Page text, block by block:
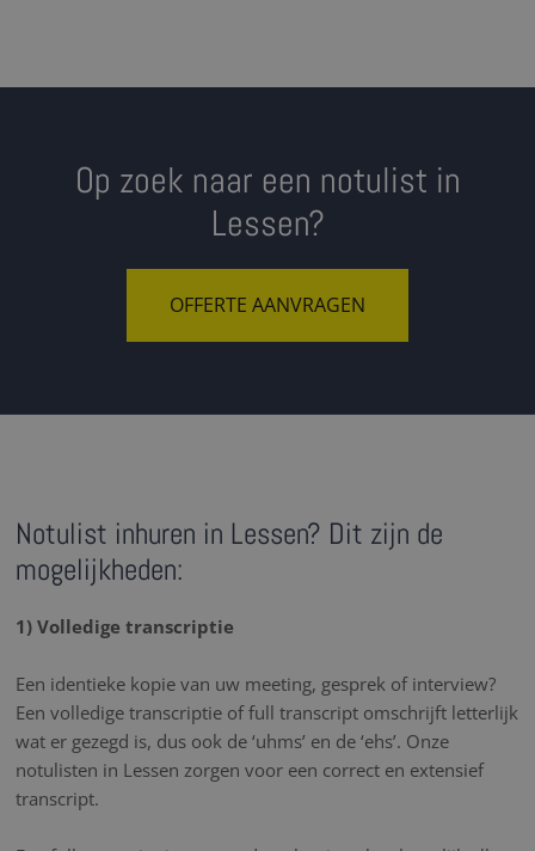
Op zoek naar een notulist in
Lessen?
OFFERTE AANVRAGEN
Notulist inhuren in Lessen? Dit zijn de
mogelijkheden:
1) Volledige transcriptie
Een identieke kopie van uw meeting, gesprek of interview?
Een volledige transcriptie of full transcript omschrijft letterlijk
wat er gezegd is, dus ook de ‘uhms’ en de ‘ehs’. Onze
notulisten in Lessen zorgen voor een correct en extensief
transcript.